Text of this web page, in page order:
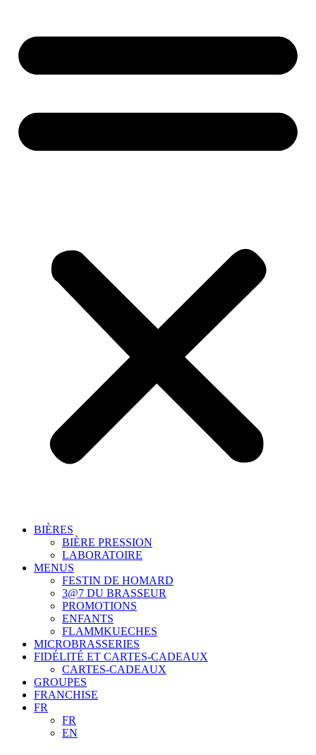
BIÈRES
BIÈRE PRESSION
LABORATOIRE
MENUS
FESTIN DE HOMARD
3@7 DU BRASSEUR
PROMOTIONS
ENFANTS
FLAMMKUECHES
MICROBRASSERIES
FIDÉLITÉ ET CARTES-CADEAUX
CARTES-CADEAUX
GROUPES
FRANCHISE
FR
FR
EN